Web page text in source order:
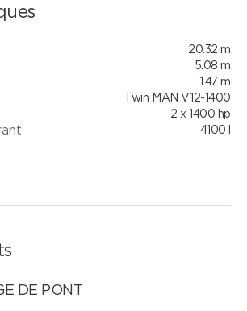
Sous le pont, huit invités
baignées de lumière naturelle
vitrages de coque, avec la
une cabine simple à l’arrière
ou l’équipage.
20.32 m
5.08 m
1.47 m
Twin MAN V12-1400
2 x 1400 hp
4100 l
DE PONT